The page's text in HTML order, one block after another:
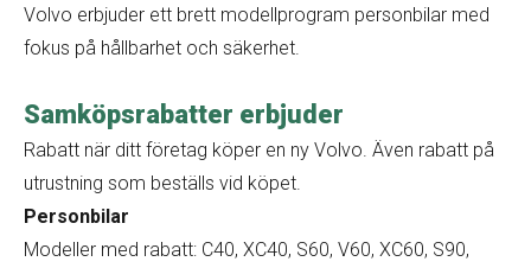
Volvo erbjuder ett brett modellprogram personbilar med
fokus på hållbarhet och säkerhet.
Samköpsrabatter erbjuder
Rabatt när ditt företag köper en ny Volvo. Även rabatt på
utrustning som beställs vid köpet.
Personbilar
Modeller med rabatt: C40, XC40, S60, V60, XC60, S90,